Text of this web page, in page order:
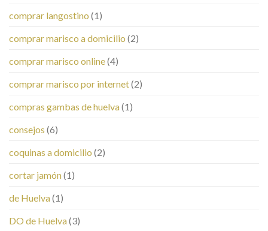
comprar langostino (1)
comprar marisco a domicilio (2)
comprar marisco online(4)
comprar marisco por internet(2)
compras gambas de huelva(1)
consejos (6)
coquinas a domicilio (2)
cortar jamón(1)
de Huelva(1)
DO de Huelva(3)